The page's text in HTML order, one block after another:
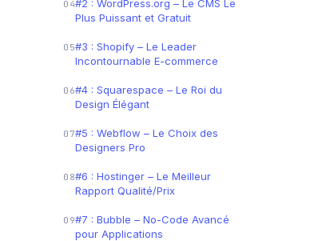
04#2 : WordPress.org – Le CMS Le
Plus Puissant et Gratuit
05#3 : Shopify – Le Leader
Incontournable E-commerce
06#4 : Squarespace – Le Roi du
Design Élégant
07#5 : Webflow – Le Choix des
Designers Pro
08#6 : Hostinger – Le Meilleur
Rapport Qualité/Prix
09#7 : Bubble – No-Code Avancé
pour Applications